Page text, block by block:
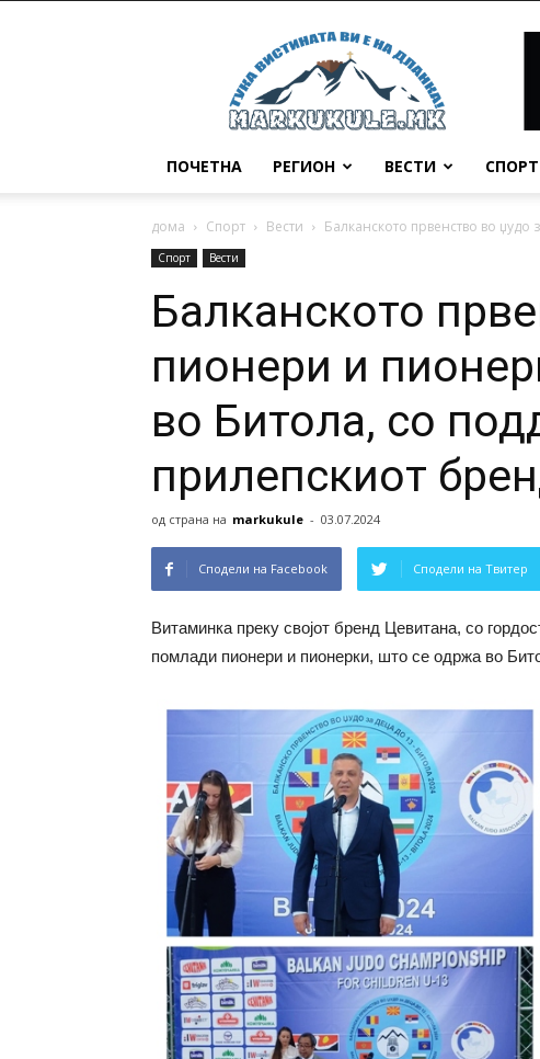
Маркукуле
ПОЧЕТНА РЕГИОН ВЕСТИ СПОРТ
дома Спорт Вести Балканското првенство во
Спорт Вести
Балканското
пионери и
во Битола, со
прилепскиот
од страна на markukule - 03.07.2024
Сподели на Facebook Сподели на Твитер
Витаминка преку својот бренд Цевитана, со
помлади пионери и пионерки, што се одржа во